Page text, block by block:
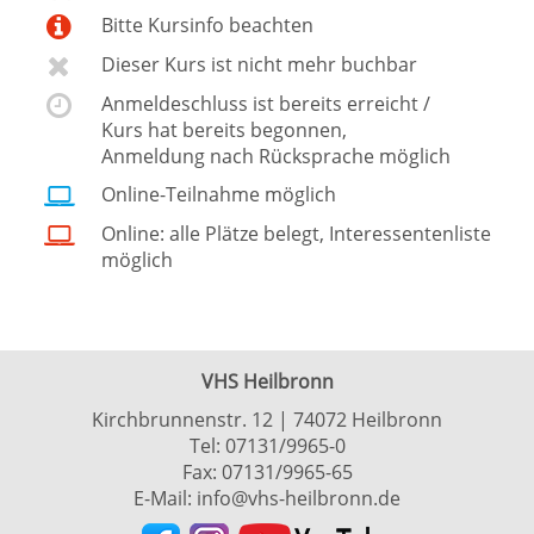
Bitte Kursinfo beachten
Dieser Kurs ist nicht mehr buchbar
Anmeldeschluss ist bereits erreicht /
Kurs hat bereits begonnen,
Anmeldung nach Rücksprache möglich
Online-Teilnahme möglich
Online: alle Plätze belegt, Interessentenliste
möglich
VHS Heilbronn
Kirchbrunnenstr. 12 | 74072 Heilbronn
Tel: 07131/9965-0
Fax: 07131/9965-65
E-Mail: info@vhs-heilbronn.de